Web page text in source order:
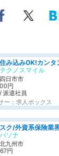
クノスマイル
日市市
円
派遣社員
ー：求人ボックス
ソナ
九州市
円